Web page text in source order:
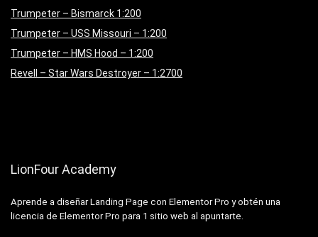
Trumpeter – Bismarck 1:200
Trumpeter – USS Missouri – 1:200
Trumpeter – HMS Hood – 1:200
Revell – Star Wars Destroyer – 1:2700
LionFour Academy
Aprende a diseñar Landing Page con Elementor Pro y obtén una
licencia de Elementor Pro para 1 sitio web al apuntarte.